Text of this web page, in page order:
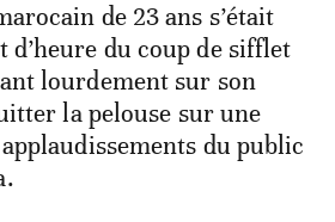
de 23 ans s’était
d’heure du coup de sifflet
lourdement sur son
la pelouse sur une
du public